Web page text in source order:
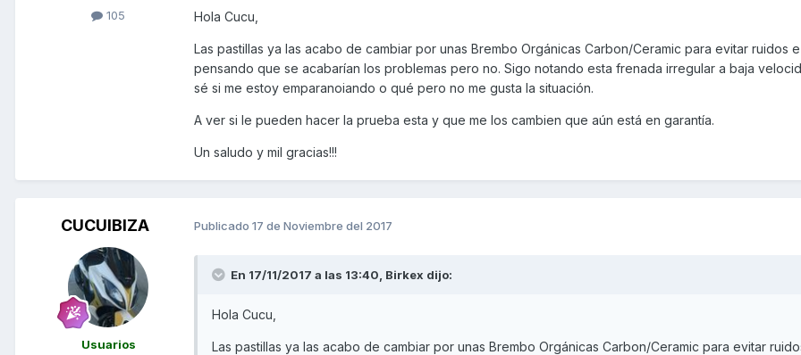
105 Hola Cucu,
Las pastillas ya las acabo de cambiar por unas Brembo Orgánicas Carbon/Ceramic para evitar ruidos
pensando que se acabarían los problemas pero no. Sigo notando esta frenada irregular a baja
sé si me estoy emparanoiando o qué pero no me gusta la situación.
A ver si le pueden hacer la prueba esta y que me los cambien que aún está en garantía.
Un saludo y mil gracias!!!
CUCUIBIZA
Usuarios
Publicado 17 de Noviembre del 2017
En 17/11/2017 a las 13:40, Birkex dijo:
Hola Cucu,
Las pastillas ya las acabo de cambiar por unas Brembo Orgánicas Carbon/Ceramic para evitar